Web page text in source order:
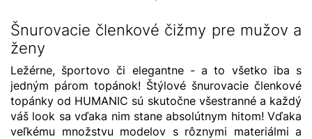
Šnurovacie členkové čižmy pre mužov a
ženy
Ležérne, športovo či elegantne - a to všetko iba s
jedným párom topánok! Štýlové šnurovacie členkové
topánky od HUMANIC sú skutočne všestranné a každý
váš look sa vďaka nim stane absolútnym hitom! Vďaka
veľkému množstvu modelov s rôznymi materiálmi a